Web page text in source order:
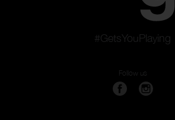
#GetsYouPlaying
Follow us